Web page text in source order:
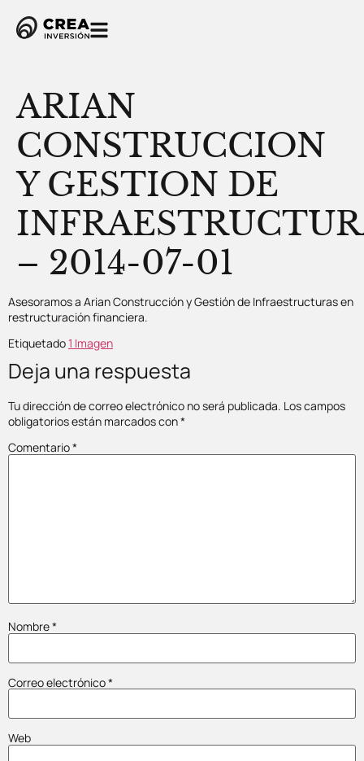
ARIAN
CONSTRUCCION
Y GESTION DE
– 2014-07-01
Asesoramos a Arian Construcción y Gestión de Infraestructuras en
restructuración financiera.
Etiquetado1 Imagen
Deja una respuesta
Tu dirección de correo electrónico no será publicada. Los campos
obligatorios están marcados con*
Comentario*
Nombre*
Correo electrónico*
Web